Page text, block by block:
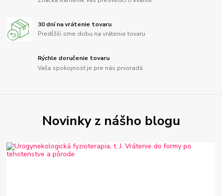
30 dní na vrátenie tovaru
Predĺžili sme dobu na vrátenie tovaru
Rýchle doručenie tovaru
Vaša spokojnosť je pre nás prvoradá
Novinky z nášho blogu